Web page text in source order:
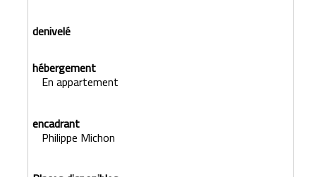
En appartement
Philippe Michon